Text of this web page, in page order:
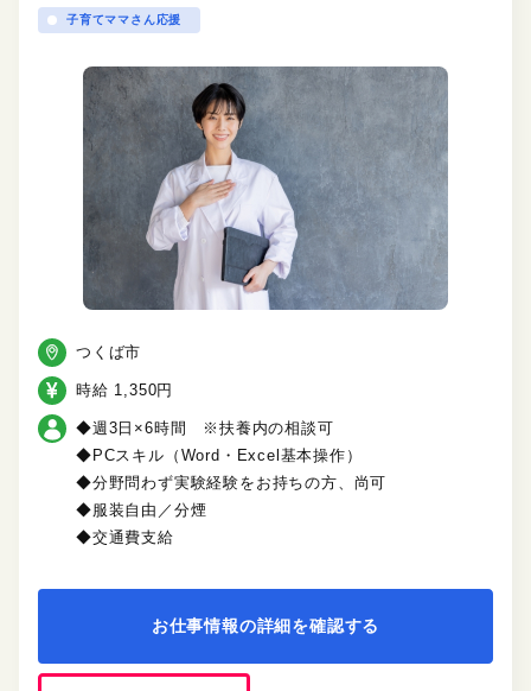
子育てママさん応援
つくば市
時給 1,350円
◆週3日×6時間 ※扶養内の相談可
◆PCスキル（Word・Excel基本操作）
◆分野問わず実験経験をお持ちの方、尚可
◆服装自由／分煙
◆交通費支給
お仕事情報の詳細を確認する